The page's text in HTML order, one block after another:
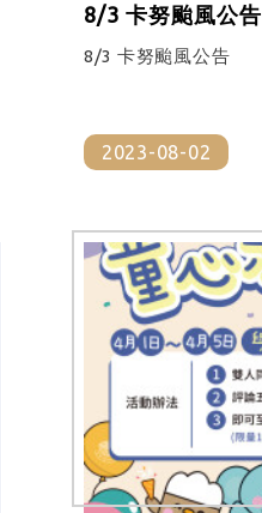
8/3 卡努颱風公告
8/3 卡努颱風公告
2023-08-02